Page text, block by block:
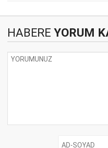
HABERE YORUM